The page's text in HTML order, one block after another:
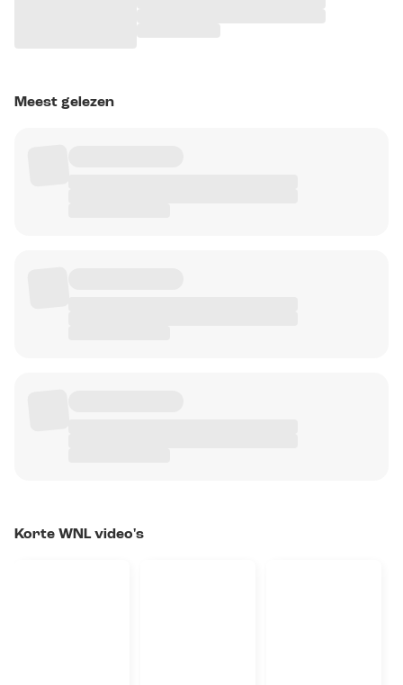
Meest gelezen
Korte WNL video's